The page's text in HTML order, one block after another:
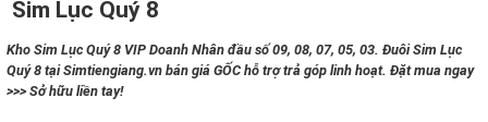
Sim Lục Quý 8
Kho Sim Lục Quý 8 VIP Doanh Nhân đầu số 09, 08, 07, 05, 03. Đuôi Sim Lục
Quý 8 tại Simtiengiang.vn bán giá GỐC hỗ trợ trả góp linh hoạt. Đặt mua ngay
>>> Sở hữu liền tay!